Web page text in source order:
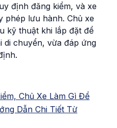
định đăng kiểm, và xe
phép lưu hành. Chủ xe
kỹ thuật khi lắp đặt để
di chuyển, vừa đáp ứng
Chủ Xe Làm Gì Để
Dẫn Chi Tiết Từ